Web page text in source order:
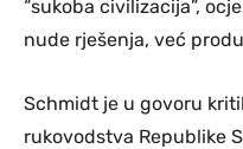
“sukoba civilizacija”,
nude rješenja, već
Schmidt je u govoru
rukovodstva Republike